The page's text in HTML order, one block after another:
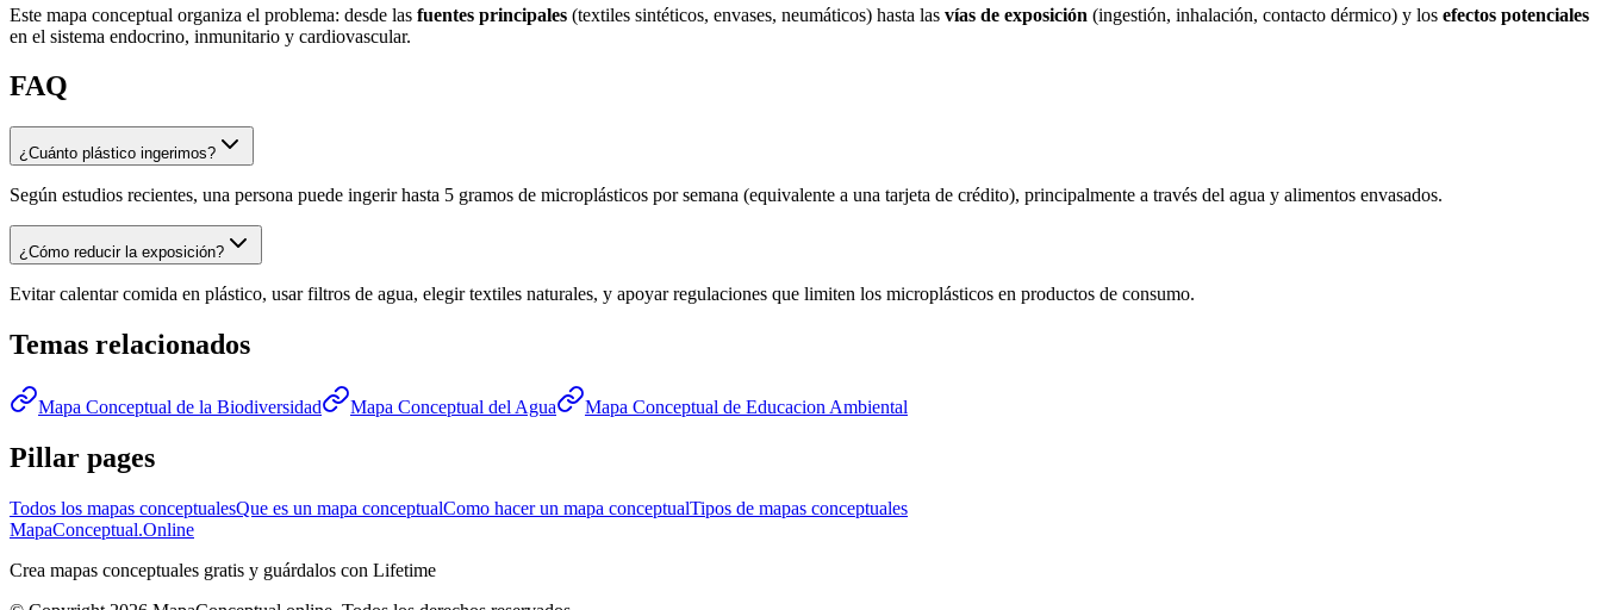
Este mapa conceptual organiza el problema: desde las fuentes principales (textiles sintéticos, envases, neumáticos) hasta las vías de exposición (ingestión, inhalación, contacto dérmico) y los efectos potenciales
en el sistema endocrino, inmunitario y cardiovascular.
FAQ
¿Cuánto plástico ingerimos?
Según estudios recientes, una persona puede ingerir hasta 5 gramos de microplásticos por semana (equivalente a una tarjeta de crédito), principalmente a través del agua y alimentos envasados.
¿Cómo reducir la exposición?
Evitar calentar comida en plástico, usar filtros de agua, elegir textiles naturales, y apoyar regulaciones que limiten los microplásticos en productos de consumo.
Temas relacionados
Mapa Conceptual de la Biodiversidad Mapa Conceptual del Agua Mapa Conceptual de Educacion Ambiental
Pillar pages
Todos los mapas conceptualesQue es un mapa conceptualComo hacer un mapa conceptualTipos de mapas conceptuales
MapaConceptual.Online
Crea mapas conceptuales gratis y guárdalos con Lifetime